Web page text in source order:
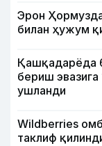
Эрон
билан ҳужум
Қашқадарёда
бериш
ушланди
Wildberries
таклиф